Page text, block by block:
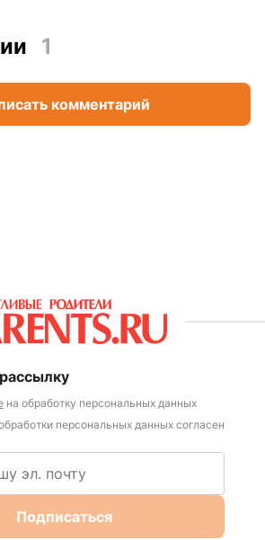
1
комментарий
на обработку персональных данных
персональных данных согласен
Подписаться